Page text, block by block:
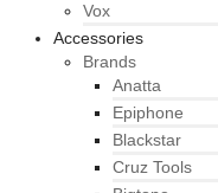
Vox
Accessories
Brands
Anatta
Epiphone
Blackstar
Cruz Tools